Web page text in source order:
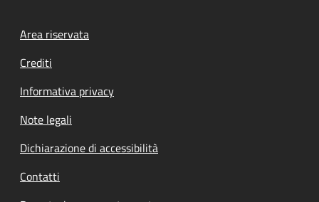
Footer menu
Area riservata
Crediti
Informativa privacy
Note legali
Dichiarazione di accessibilità
Contatti